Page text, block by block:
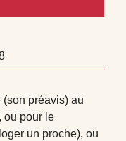
(son préavis) au
ou pour le
un proche), ou